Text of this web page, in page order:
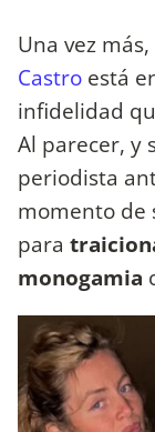
Una vez
Castro está
infidelidad
Al parecer, y
periodista
momento de
para
monogamia